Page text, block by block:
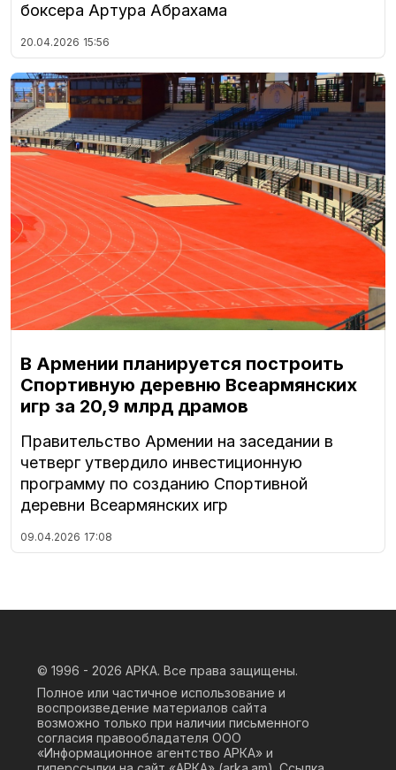
боксера Артура Абрахама
20.04.2026 15:56
В Армении планируется построить
Спортивную деревню Всеармянских
игр за 20,9 млрд драмов
Правительство Армении на заседании в
четверг утвердило инвестиционную
программу по созданию Спортивной
деревни Всеармянских игр
09.04.2026 17:08
© 1996 - 2026 АРКА. Все права защищены.
Полное или частичное использование и
воспроизведение материалов сайта
возможно только при наличии письменного
согласия правообладателя ООО
«Информационное агентство АРКА» и